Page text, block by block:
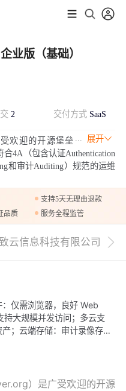
业版（基础）
2 交付方式 SaaS
展开
受欢迎的开源堡垒
4A（包含认证Authentication
和审计Auditing）规范的运维
方案。
支持5天无理由退款
品质
服务全程监管
云信息科技有限公司
仅需浏览器，良好 Web
持大规模并发访问；多云支
；云端存储：审计录像存放
）是广受欢迎的开源